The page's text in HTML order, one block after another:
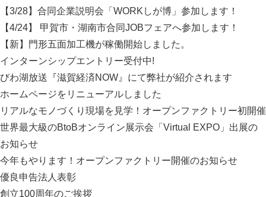
【3/28】合同企業説明会「WORKしが博」参加します！
【4/24】 甲賀市・湖南市合同JOBフェアへ参加します！
【新】門形五面加工機が稼働開始しました。
インターンシップエントリー受付中!
びわ湖放送『滋賀経済NOW』にて弊社が紹介されます
ホームページをリニューアルしました
リアルなモノづくり現場を見学！オープンファクトリー初開催
世界最大級のBtoBオンライン展示会「Virtual EXPO」出展の
お知らせ
今年もやります！オープンファクトリー開催のお知らせ
優良申告法人表彰
創立100周年のご挨拶